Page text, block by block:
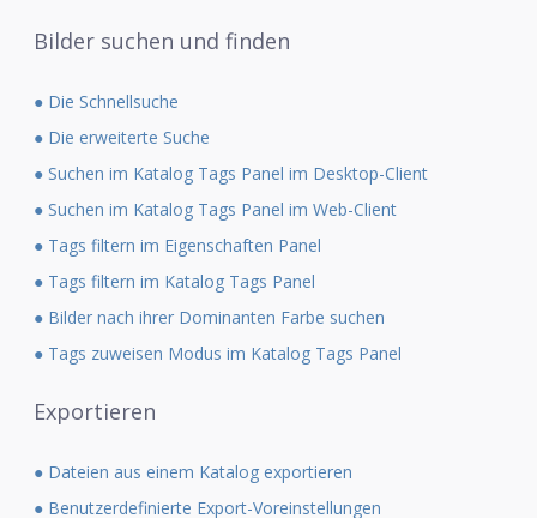
Bilder suchen und finden
● Die Schnellsuche
● Die erweiterte Suche
● Suchen im Katalog Tags Panel im Desktop-Client
● Suchen im Katalog Tags Panel im Web-Client
● Tags filtern im Eigenschaften Panel
● Tags filtern im Katalog Tags Panel
● Bilder nach ihrer Dominanten Farbe suchen
● Tags zuweisen Modus im Katalog Tags Panel
Exportieren
● Dateien aus einem Katalog exportieren
● Benutzerdefinierte Export-Voreinstellungen